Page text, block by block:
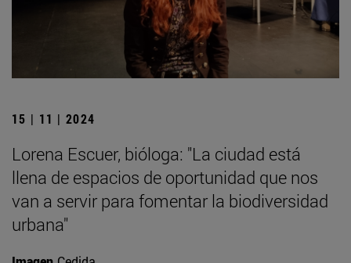
15 | 11 | 2024
Lorena Escuer, bióloga: "La ciudad está
llena de espacios de oportunidad que nos
van a servir para fomentar la biodiversidad
urbana"